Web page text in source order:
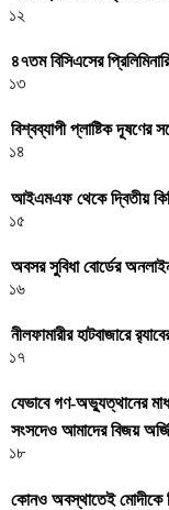
১২
৪৭তম বিসিএসের
১৩
বিশ্বব্যাপী প্লাষ্টিক দূষণের
১৪
আইএমএফ থেকে দ্বিতীয়
১৫
অবসর সুবিধা বোর্ডের
১৬
নীলফামারীর হাটবাজারে
১৭
যেভাবে গণ-অভ্যুত্থানের
সংসদেও আমাদের বিজয়
১৮
কোনও অবস্থাতেই মোদীকে